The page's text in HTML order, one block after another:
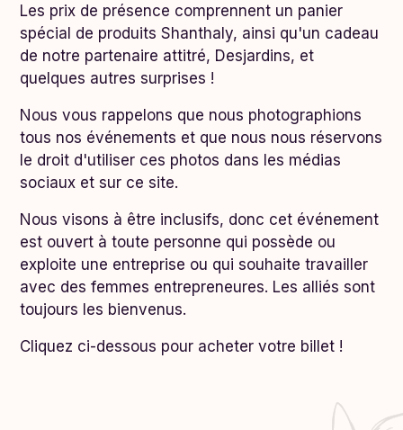
Les prix de présence comprennent un panier
spécial de produits Shanthaly, ainsi qu'un cadeau
de notre partenaire attitré, Desjardins, et
quelques autres surprises !
Nous vous rappelons que nous photographions
tous nos événements et que nous nous réservons
le droit d'utiliser ces photos dans les médias
sociaux et sur ce site.
Nous visons à être inclusifs, donc cet événement
est ouvert à toute personne qui possède ou
exploite une entreprise ou qui souhaite travailler
avec des femmes entrepreneures. Les alliés sont
toujours les bienvenus.
Cliquez ci-dessous pour acheter votre billet !